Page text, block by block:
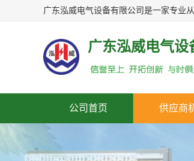
广东泓威电气设
公司首页 供应商